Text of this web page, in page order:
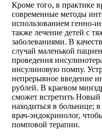
Кроме того, в практике
современные методы
использованием
также лечение детей с
заболеваниями. В
случай маленькой
проведения
инсулиновую помпу.
непрерывное введение
рублей. В краевом
сможет встретить Новый
находиться в больнице;
врач‑эндокринолог,
помповой терапии.